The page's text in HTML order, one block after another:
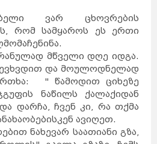
ვარ ცხოვრების
რომ სამყაროს ეს ერთი
მწველი დღე იდგა.
და მოულოდნელად
" წამოდით ციხეზე
ნაწილს ქალაქიდან
დარჩა, ჩვენ კი, რა თქმა
ავიღეთ.
ნახევარ საათიანი გზა,